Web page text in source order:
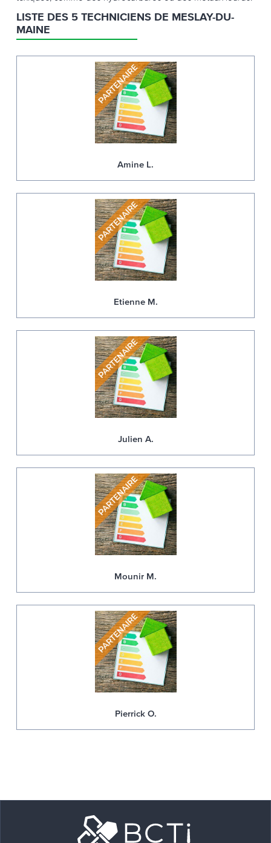
LISTE DES 5 TECHNICIENS DE MESLAY-DU-
MAINE
Amine L.
Etienne M.
Julien A.
Mounir M.
Pierrick O.